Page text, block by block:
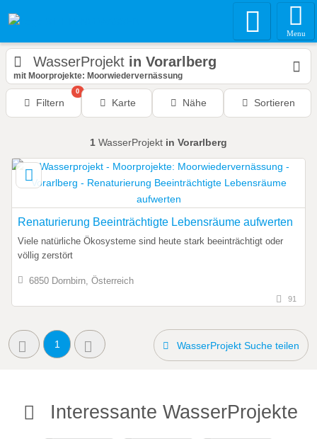
Menu
WasserProjekt in Vorarlberg
mit Moorprojekte: Moorwiedervernässung
Filtern
0
Karte Nähe Sortieren
1 WasserProjekt in Vorarlberg
Renaturierung Beeinträchtigte Lebensräume aufwerten
Viele natürliche Ökosysteme sind heute stark beeinträchtigt oder
völlig zerstört
6850 Dornbirn, Österreich
91
1 WasserProjekt Suche teilen
Interessante WasserProjekte